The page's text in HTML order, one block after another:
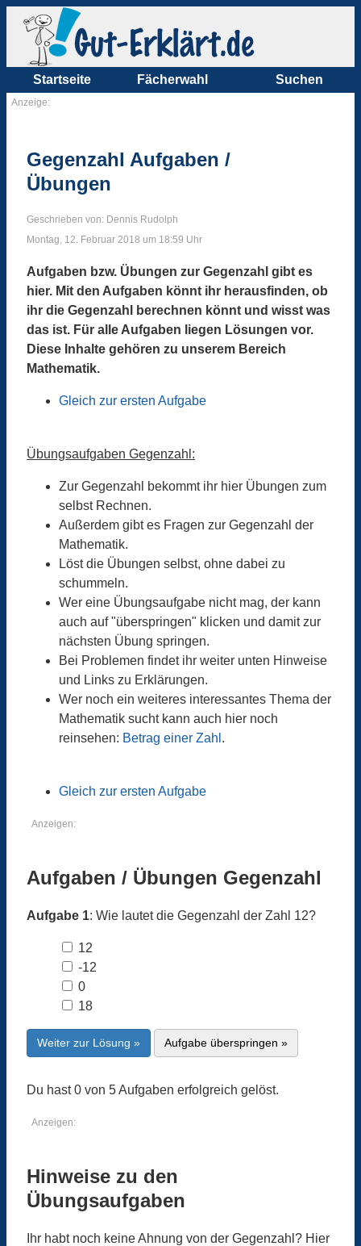
Startseite Fächerwahl Suchen
Anzeige:
Gegenzahl Aufgaben /
Übungen
Geschrieben von: Dennis Rudolph
Montag, 12. Februar 2018 um 18:59 Uhr
Aufgaben bzw. Übungen zur Gegenzahl gibt es
hier. Mit den Aufgaben könnt ihr herausfinden, ob
ihr die Gegenzahl berechnen könnt und wisst was
das ist. Für alle Aufgaben liegen Lösungen vor.
Diese Inhalte gehören zu unserem Bereich
Mathematik.
Gleich zur ersten Aufgabe
Übungsaufgaben Gegenzahl:
Zur Gegenzahl bekommt ihr hier Übungen zum
selbst Rechnen.
Außerdem gibt es Fragen zur Gegenzahl der
Mathematik.
Löst die Übungen selbst, ohne dabei zu
schummeln.
Wer eine Übungsaufgabe nicht mag, der kann
auch auf "überspringen" klicken und damit zur
nächsten Übung springen.
Bei Problemen findet ihr weiter unten Hinweise
und Links zu Erklärungen.
Wer noch ein weiteres interessantes Thema der
Mathematik sucht kann auch hier noch
reinsehen: Betrag einer Zahl .
Gleich zur ersten Aufgabe
Anzeigen:
Aufgaben / Übungen Gegenzahl
Aufgabe 1: Wie lautet die Gegenzahl der Zahl 12?
12
-12
0
18
Weiter zur Lösung » Aufgabe überspringen »
Du hast 0 von 5 Aufgaben erfolgreich gelöst.
Anzeigen:
Hinweise zu den
Übungsaufgaben
Ihr habt noch keine Ahnung von der Gegenzahl? Hier